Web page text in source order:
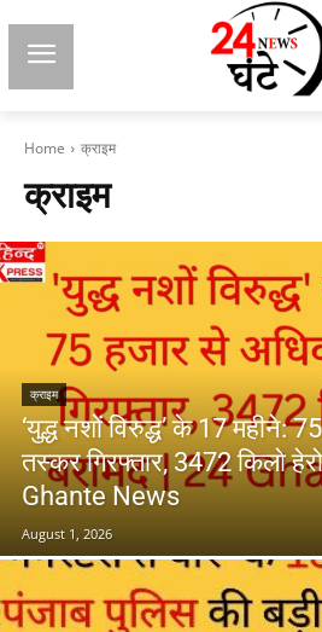
Home क्राइम
क्राइम
क्राइम
‘युद्ध नशों विरुद्ध’ के 17 महीने:
तस्कर गिरफ्तार, 3472 किलो
Ghante News
August 1, 2026